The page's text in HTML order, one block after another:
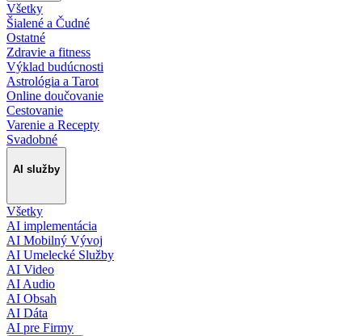
Všetky
Šialené a Čudné
Ostatné
Zdravie a fitness
Výklad budúcnosti
Astrológia a Tarot
Online doučovanie
Cestovanie
Varenie a Recepty
Svadobné
AI služby
Všetky
AI implementácia
AI Mobilný Vývoj
AI Umelecké Služby
AI Video
AI Audio
AI Obsah
AI Dáta
AI pre Firmy